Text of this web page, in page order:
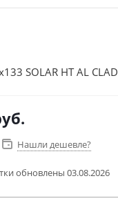
SOLAR HT AL CLAD
Нашли дешевле?
обновлены 03.08.2026